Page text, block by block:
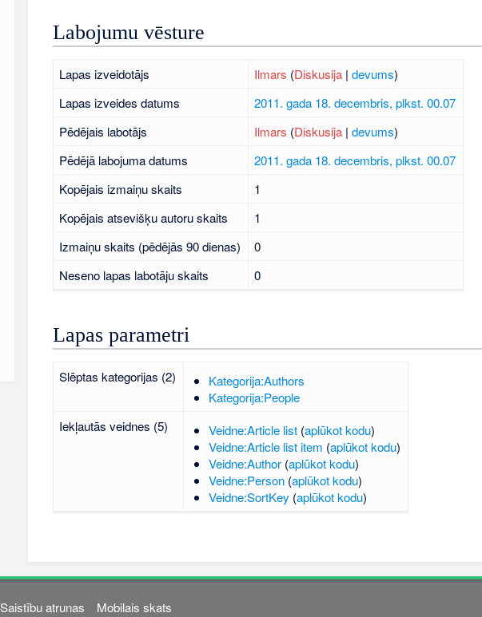
Labojumu vēsture
Lapas izveidotājs Ilmars (Diskusija |devums)
Lapas izveides datums
2011. gada 18. decembris, plkst. 00.07
Pēdējais labotājs
Ilmars (Diskusija |devums)
Pēdējā labojuma datums
2011. gada 18. decembris, plkst. 00.07
Kopējais izmaiņu skaits
1
Kopējais atsevišķu autoru skaits
1
Izmaiņu skaits (pēdējās 90 dienas)
0
Neseno lapas labotāju skaits
0
Lapas parametri
Slēptas kategorijas (2)
Kategorija:Authors
Kategorija:People
Iekļautās veidnes (5)
Veidne:Article list (aplūkot kodu)
Veidne:Article list item (aplūkot kodu)
Veidne:Author (aplūkot kodu)
Veidne:Person (aplūkot kodu)
Veidne:SortKey (aplūkot kodu)
Saistību atrunas Mobilais skats